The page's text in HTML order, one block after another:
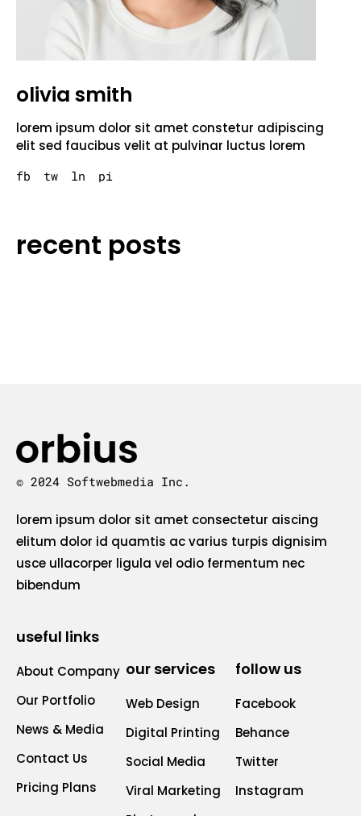
olivia smith
lorem ipsum dolor sit amet constetur adipiscing
elit sed faucibus velit at pulvinar luctus lorem
fb tw ln pi
recent posts
© 2024 Softwebmedia Inc.
lorem ipsum dolor sit amet consectetur aiscing
elitum dolor id quamtis ac varius turpis dignisim
usce ullacorper ligula vel odio fermentum nec
bibendum
useful links
About Company
Our Portfolio
News & Media
Contact Us
Pricing Plans
our services
Web Design
Digital Printing
Social Media
Viral Marketing
follow us
Facebook
Behance
Twitter
Instagram